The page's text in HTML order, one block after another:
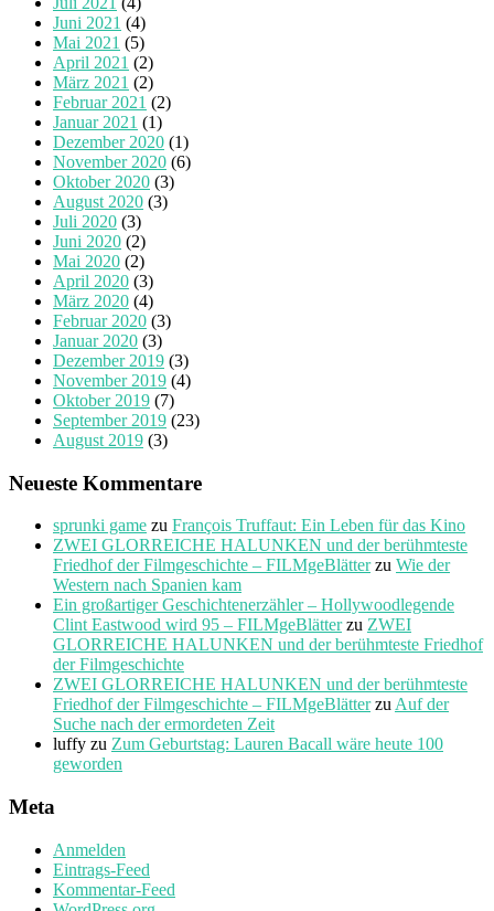
Juni 2021 (4)
Mai 2021 (5)
April 2021 (2)
März 2021 (2)
Februar 2021 (2)
Januar 2021 (1)
Dezember 2020 (1)
November 2020 (6)
Oktober 2020 (3)
August 2020 (3)
Juli 2020 (3)
Juni 2020 (2)
Mai 2020 (2)
April 2020 (3)
März 2020 (4)
Februar 2020 (3)
Januar 2020 (3)
Dezember 2019 (3)
November 2019 (4)
Oktober 2019 (7)
September 2019 (23)
August 2019 (3)
Neueste Kommentare
sprunki game zu François Truffaut: Ein Leben für das Kino
ZWEI GLORREICHE HALUNKEN und der berühmteste
Friedhof der Filmgeschichte – FILMgeBlätterzu Wie der
Western nach Spanien kam
Ein großartiger Geschichtenerzähler – Hollywoodlegende
Clint Eastwood wird 95 – FILMgeBlätterzu ZWEI
GLORREICHE HALUNKEN und der berühmteste Friedhof
der Filmgeschichte
ZWEI GLORREICHE HALUNKEN und der berühmteste
Friedhof der Filmgeschichte – FILMgeBlätterzu Auf der
Suche nach der ermordeten Zeit
luffy zu Zum Geburtstag: Lauren Bacall wäre heute 100
geworden
Meta
Anmelden
Eintrags-Feed
Kommentar-Feed